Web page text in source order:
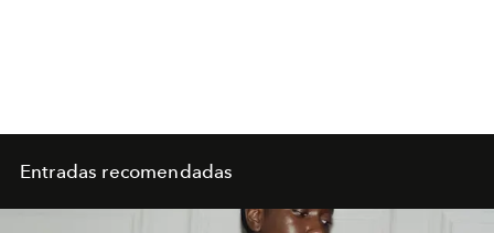
Entradas recomendadas